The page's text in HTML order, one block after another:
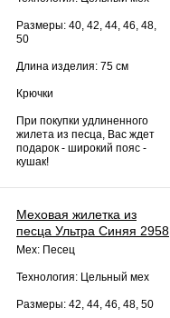
Размеры: 40, 42, 44, 46, 48,
50
Длина изделия: 75 см
Крючки
При покупки удлиненного
жилета из песца, Вас ждет
подарок - широкий пояс -
кушак!
Меховая жилетка из
песца Ультра Синяя 2958
Мех: Песец
Технология: Цельный мех
Размеры: 42, 44, 46, 48, 50